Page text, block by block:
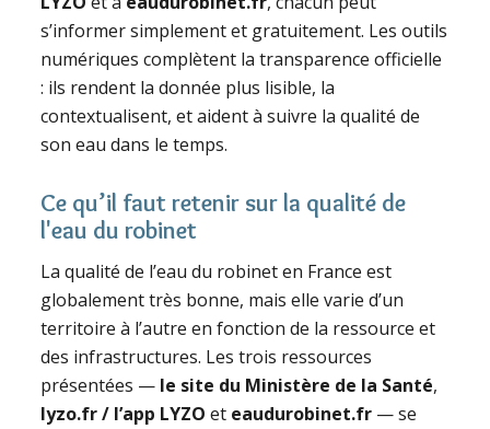
s’informer simplement et gratuitement. Les outils
numériques complètent la transparence officielle
: ils rendent la donnée plus lisible, la
contextualisent, et aident à suivre la qualité de
son eau dans le temps.
Ce qu’il faut retenir sur la qualité de
l'eau du robinet
La qualité de l’eau du robinet en France est
globalement très bonne, mais elle varie d’un
territoire à l’autre en fonction de la ressource et
des infrastructures. Les trois ressources
présentées — le site du Ministère de la Santé,
lyzo.fr / l’app LYZO et eaudurobinet.fr — se